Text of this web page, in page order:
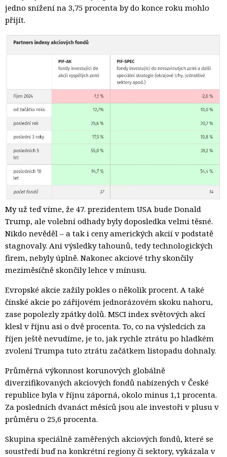
jedno snížení na 3,75 procenta by do konce roku mohlo
přijít.
My už teď víme, že 47. prezidentem USA bude Donald
Trump, ale volební odhady byly doposledka velmi těsné.
Nikdo nevěděl – a tak i ceny amerických akcií v podstatě
stagnovaly. Ani výsledky tahounů, tedy technologických
firem, nebyly úplně. Nakonec akciové trhy skončily
meziměsíčně skončily lehce v mínusu.
Evropské akcie zažily pokles o několik procent. A také
čínské akcie po zářijovém jednorázovém skoku nahoru,
zase popolezly zpátky dolů. MSCI index světových akcí
klesl v říjnu asi o dvě procenta. To, co na výsledcích za
říjen ještě nevudíme, je to, jak rychle ztrátu po hladkém
zvolení Trumpa tuto ztrátu začátkem listopadu dohnaly.
Průměrná výkonnost korunových globálně
diverzifikovaných akciových fondů nabízených v České
republice byla v říjnu záporná, okolo minus 1,1 procenta.
Za posledních dvanáct měsíců jsou ale investoři v plusu v
průměru o 25,6 procenta.
Skupina speciálně zaměřených akciových fondů, které se
soustředí buď na konkrétní regiony či sektory, vykázala v